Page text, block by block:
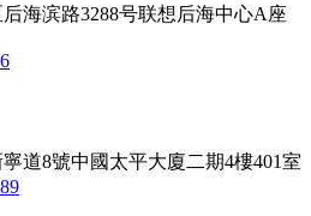
海滨路3288号联想后海中心A座
道8號中國太平大廈二期4樓401室